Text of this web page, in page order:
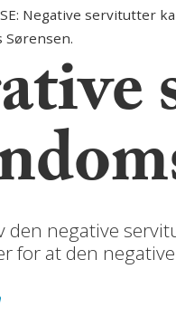
Negative
Sørensen.
den negative
for at den